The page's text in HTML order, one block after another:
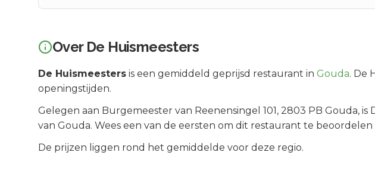
Over De Huismeesters
De Huismeesters is een gemiddeld geprijsd restaurant in Gouda. De
openingstijden.
Gelegen aan Burgemeester van Reenensingel 101, 2803 PB Gouda, is
van Gouda. Wees een van de eersten om dit restaurant te
De prijzen liggen rond het gemiddelde voor deze regio.